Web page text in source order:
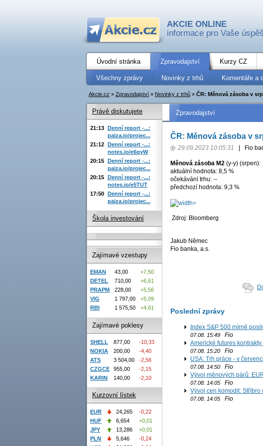
AKCIE ONLINE
informace pro Vaše
Úvodní stránka Zpravodajství Kurzy CZ
Všechny zprávy Novinky z trhů Komentáře a
Akcie.cz » Zpravodajství » Novinky z trhů » ČR: Měnová zásoba v
Zpravodajství
ČR: Měnová zásoba v
29.09.2023 10:05:31 Fio
Měnová zásoba M2 (y-y) (srpen):
aktuální hodnota: 8,5 %
očekávání trhu: --
předchozí hodnota: 9,3 %
Zdroj: Bloomberg
Jakub Němec
Fio banka, a.s.
Poslední zprávy
Index S&P 500 mírně
07.08. 15:49 Fio
Americké futures
07.08. 15:20 Fio
USA: Trh práce - v
07.08. 14:50 Fio
Vývoj měnových párů:
07.08. 14:05 Fio
Vývoj cen komodit: Stříbro
07.08. 14:05 Fio
Právě diskutujete
21:13 Denní report -...:
paiza.io/projec...
21:12 Denní report -...:
notes.io/e6qyW
20:15 Denní report -...:
paiza.io/projec...
20:15 Denní report -...:
notes.io/e5TUT
17:50 Denní report -...:
paiza.io/projec...
Škola investování
Zajímavé vzestupy
EMAN 43,00
+7,50
DETEL
710,00
+6,61
PRAPM
228,00
+5,56
VIG
1 797,00
+5,09
RBI
1 575,50 +4,61
Zajímavé poklesy
SHELL 877,00
-10,33
NOKIA
200,00
-4,40
ATS
3 504,00
-2,56
CZGCE
955,00
-2,15
KARIN
140,00 -2,10
Kurzovní lístek
EUR 24,265
-0,22
HUF
6,654
+0,01
JPY
13,286
+0,01
PLN
5,646
-0,24